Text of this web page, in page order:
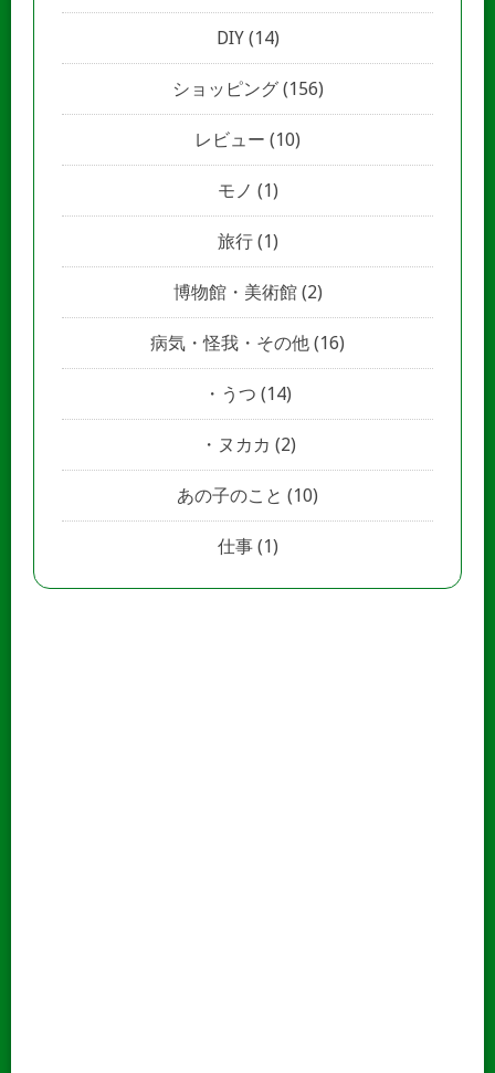
DIY(14)
ショッピング(156)
レビュー (10)
モノ (1)
旅行(1)
博物館・美術館(2)
病気・怪我・その他 (16)
うつ (14)
ヌカカ (2)
あの子のこと (10)
仕事(1)